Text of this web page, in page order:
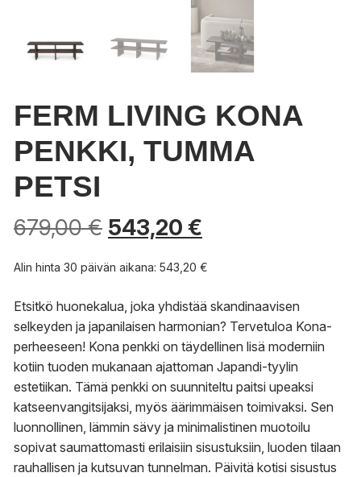
FERM LIVING KONA
PENKKI, TUMMA
PETSI
679,00€ 543,20 €
Alin hinta 30 päivän aikana: 543,20 €
Etsitkö huonekalua, joka yhdistää skandinaavisen
selkeyden ja japanilaisen harmonian? Tervetuloa Kona-
perheeseen! Kona penkki on täydellinen lisä moderniin
kotiin tuoden mukanaan ajattoman Japandi-tyylin
estetiikan. Tämä penkki on suunniteltu paitsi upeaksi
katseenvangitsijaksi, myös äärimmäisen toimivaksi. Sen
luonnollinen, lämmin sävy ja minimalistinen muotoilu
sopivat saumattomasti erilaisiin sisustuksiin, luoden tilaan
rauhallisen ja kutsuvan tunnelman. Päivitä kotisi sisustus